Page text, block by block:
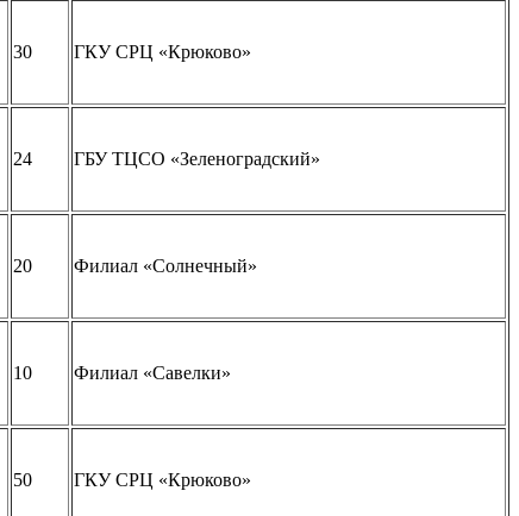
30 ГКУ СРЦ «Крюково»
24 ГБУ ТЦСО «Зеленоградский»
20 Филиал «Солнечный»
10 Филиал «Савелки»
50 ГКУ СРЦ «Крюково»